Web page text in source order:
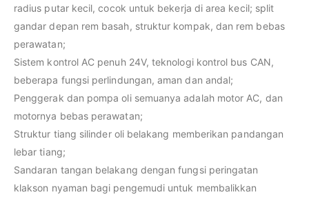
radius putar kecil, cocok untuk bekerja di area kecil; split
gandar depan rem basah, struktur kompak, dan rem bebas
perawatan;
Sistem kontrol AC penuh 24V, teknologi kontrol bus CAN,
beberapa fungsi perlindungan, aman dan andal;
Penggerak dan pompa oli semuanya adalah motor AC, dan
motornya bebas perawatan;
Struktur tiang silinder oli belakang memberikan pandangan
lebar tiang;
Sandaran tangan belakang dengan fungsi peringatan
klakson nyaman bagi pengemudi untuk membalikkan